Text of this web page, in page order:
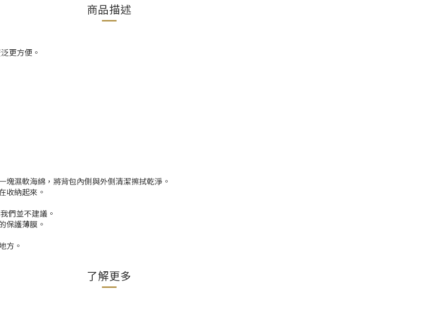
商品描述
更方便。
濕軟海綿，將背包內側與外側清潔擦拭乾淨。
收納起來。
們並不建議。
保護薄膜。
方。
了解更多